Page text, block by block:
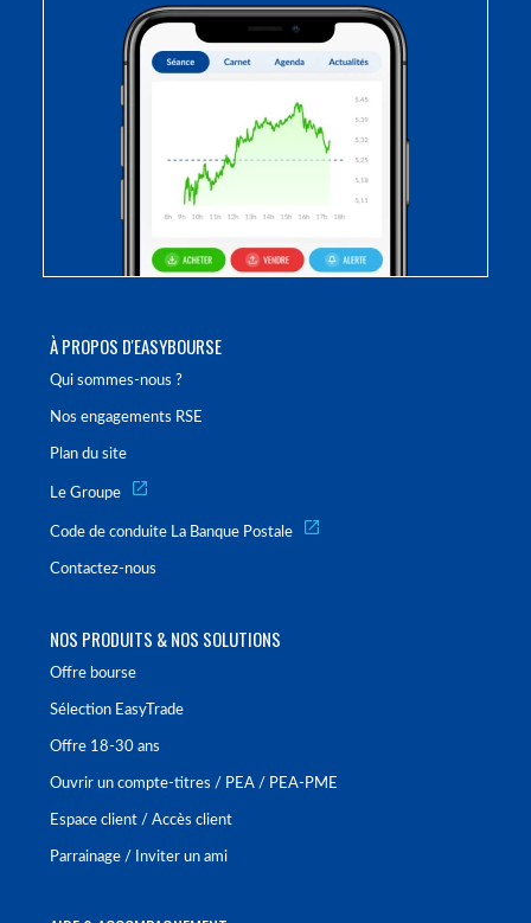
À PROPOS D'EASYBOURSE
Qui sommes-nous ?
Nos engagements RSE
Plan du site
Le Groupe
Code de conduite La Banque Postale
Contactez-nous
NOS PRODUITS & NOS SOLUTIONS
Offre bourse
Sélection EasyTrade
Offre 18-30 ans
Ouvrir un compte-titres / PEA / PEA-PME
Espace client / Accès client
Parrainage / Inviter un ami